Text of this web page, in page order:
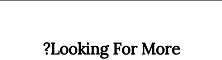
Looking For More?